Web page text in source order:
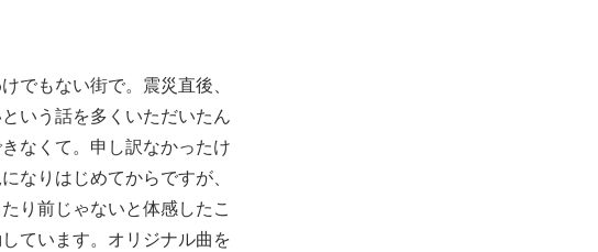
でもない街で。震災直後、
いう話を多くいただいたん
なくて。申し訳なかったけ
なりはじめてからですが、
り前じゃないと体感したこ
ています。オリジナル曲を